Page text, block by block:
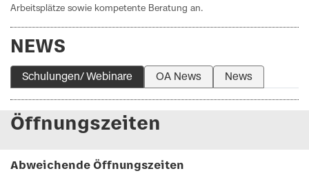
Arbeitsplätze sowie kompetente Beratung an.
NEWS
Schulungen/ Webinare OA News News
Öffnungszeiten
Abweichende Öffnungszeiten